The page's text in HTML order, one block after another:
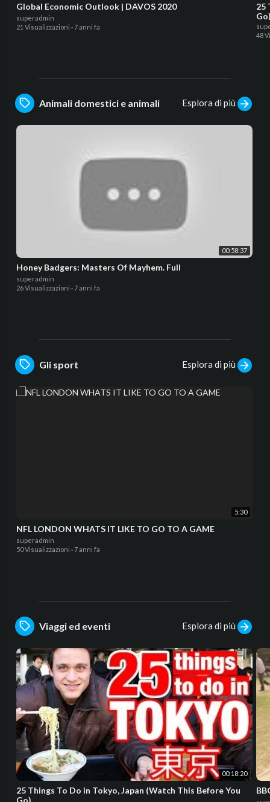
Global Economic Outlook | DAVOS 2020
superadmin
21 Visualizzazioni ·7 anni fa
25
48
Animali domestici e animali Esplora di più
00:58:37
Honey Badgers: Masters Of Mayhem. Full
superadmin
26 Visualizzazioni ·7 anni fa
Gli sport Esplora di più
5:30
NFL LONDON WHATS IT LIKE TO GO TO A GAME
superadmin
50 Visualizzazioni ·7 anni fa
Viaggi ed eventi Esplora di più
00:18:20
25 Things To Do in Tokyo, Japan (Watch This Before You